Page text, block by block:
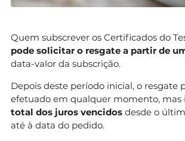
Quem subscrever os Certificados do
pode solicitar o resgate a partir de
data-valor da subscrição.
Depois deste período inicial, o resgate
efetuado em qualquer momento, mas
total dos juros vencidos desde o
até à data do pedido.